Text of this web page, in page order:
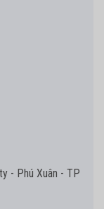
- Phú Xuân - TP